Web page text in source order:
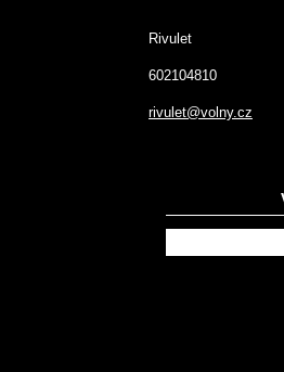
Rivulet
602104810
rivulet@volny.cz